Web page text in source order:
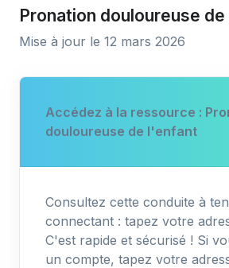
Pronation douloureuse
Mise à jour le 12 mars 2026
Accédez à la ressource :
douloureuse de l'enfant
Consultez cette conduite à
connectant : tapez votre
C'est rapide et sécurisé ! Si
un compte, tapez votre